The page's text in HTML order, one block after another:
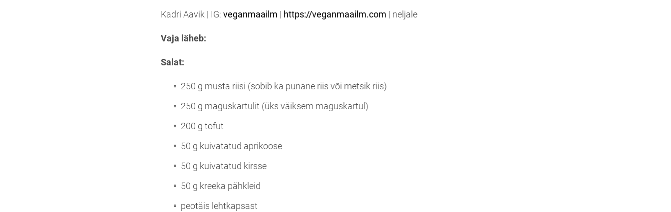
Kadri Aavik | IG: veganmaailm | https://veganmaailm.com | neljale
Vaja läheb:
Salat:
250 g musta riisi (sobib ka punane riis või metsik riis)
250 g maguskartulit (üks väiksem maguskartul)
200 g tofut
50 g kuivatatud aprikoose
50 g kuivatatud kirsse
50 g kreeka pähkleid
peotäis lehtkapsast